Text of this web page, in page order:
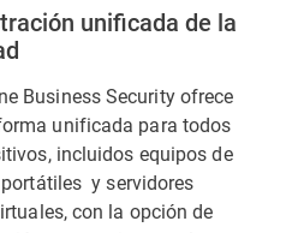
unificada de la
Business Security ofrece
unificada para todos
incluidos equipos de
y servidores
con la opción de